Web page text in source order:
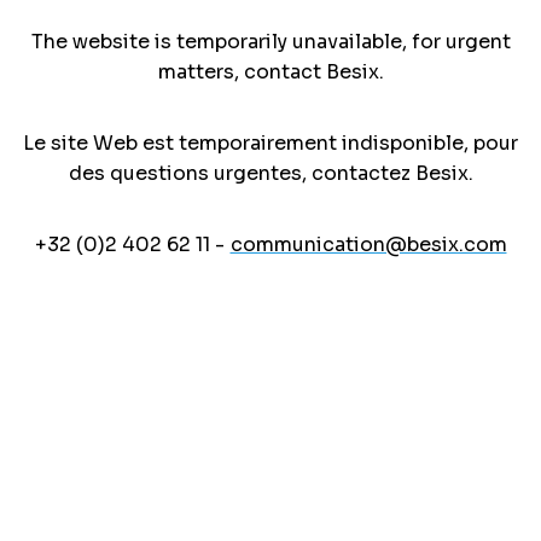
The website is temporarily unavailable, for urgent
matters, contact Besix.
Le site Web est temporairement indisponible, pour
des questions urgentes, contactez Besix.
+32 (0)2 402 62 11 - communication@besix.com